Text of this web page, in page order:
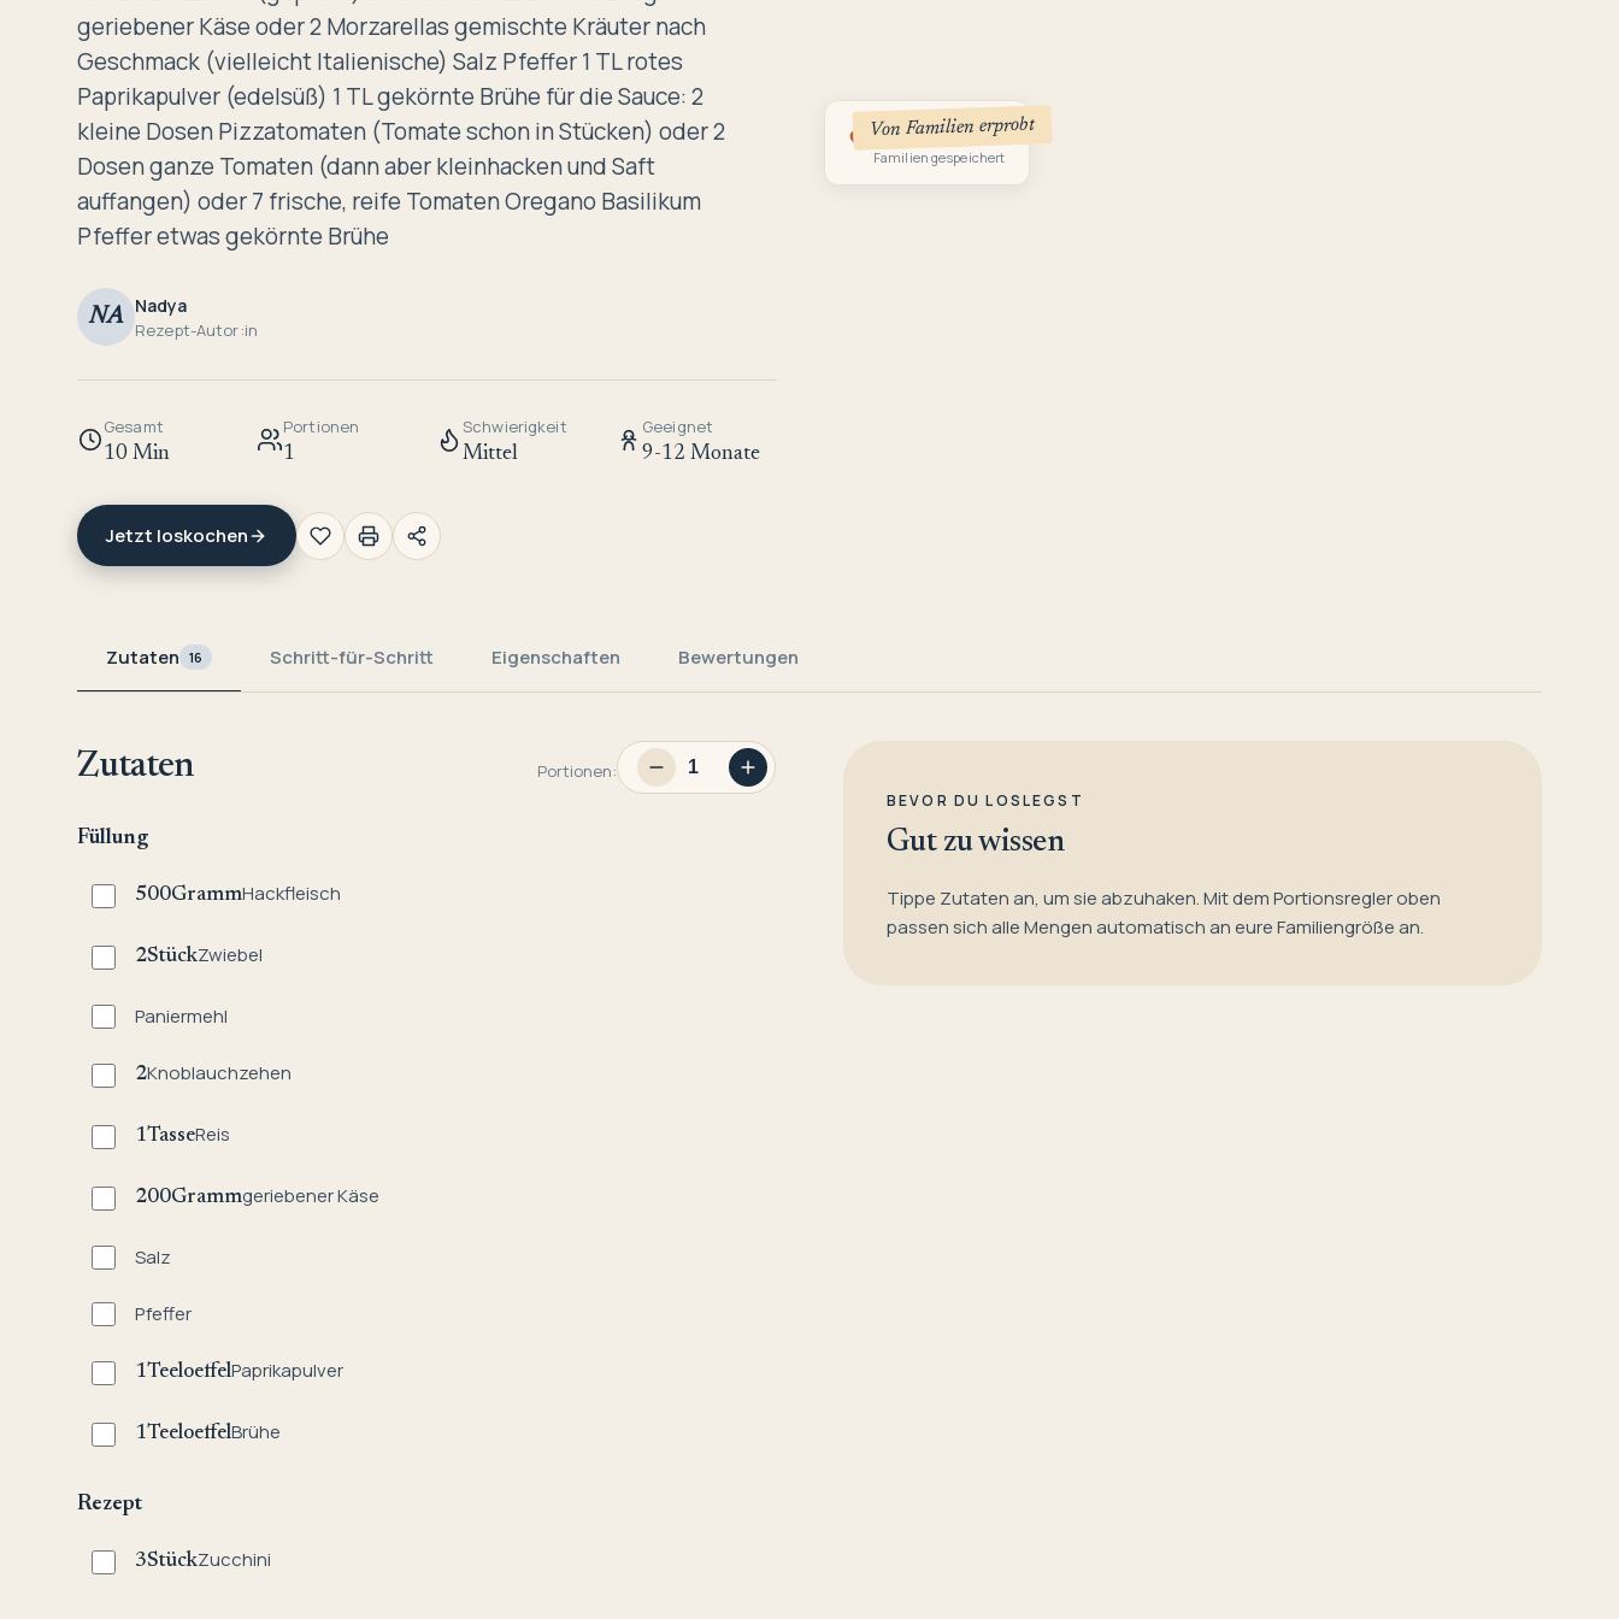
geriebener Käse oder 2 Morzarellas gemischte Kräuter nach
Geschmack (vielleicht Italienische) Salz Pfeffer 1 TL rotes
Paprikapulver (edelsüß) 1 TL gekörnte Brühe für die Sauce: 2
kleine Dosen Pizzatomaten (Tomate schon in Stücken) oder 2
Dosen ganze Tomaten (dann aber kleinhacken und Saft
auffangen) oder 7 frische, reife Tomaten Oregano Basilikum
Pfeffer etwas gekörnte Brühe
NA Nadya
Rezept-Autor:in
Gesamt
10 Min
Portionen
1
Schwierigkeit
Mittel
Geeignet
9-12 Monate
Jetzt loskochen
Von Familien erprobt
1
Familien gespeichert
Zutaten 16 Schritt-für-Schritt Eigenschaften Bewertungen
Zutaten Portionen:
Füllung
500GrammHackfleisch
2StückZwiebel
Paniermehl
2Knoblauchzehen
1TasseReis
200Grammgeriebener Käse
Salz
Pfeffer
1TeeloeffelPaprikapulver
1TeeloeffelBrühe
Rezept
3StückZucchini
BEVOR DU LOSLEGST
Gut zu wissen
Tippe Zutaten an, um sie abzuhaken. Mit dem Portionsregler oben
passen sich alle Mengen automatisch an eure Familiengröße an.